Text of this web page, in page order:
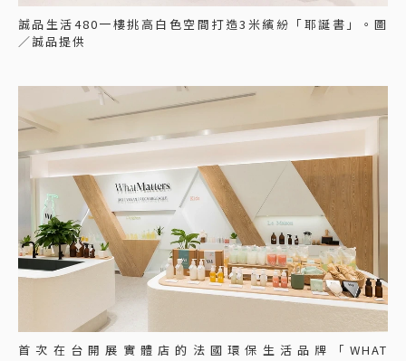
誠品生活480一樓挑高白色空間打造3米繽紛「耶誕書」。圖
／誠品提供
首次在台開展實體店的法國環保生活品牌「WHAT